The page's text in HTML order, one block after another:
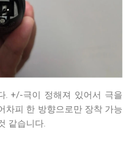
. +/-극이 정해져 있어서 극을
차피 한 방향으로만 장착 가능
같습니다.